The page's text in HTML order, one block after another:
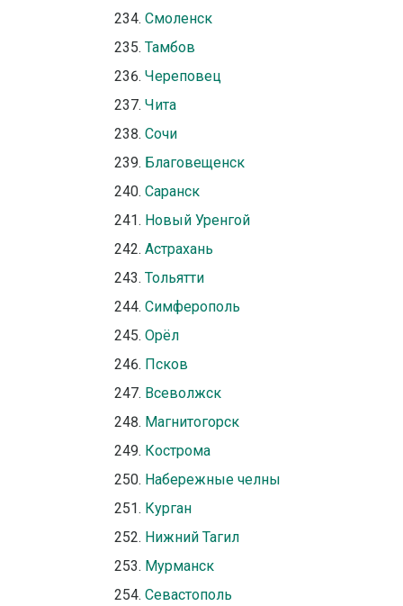
Смоленск
Тамбов
Череповец
Чита
Сочи
Благовещенск
Саранск
Новый Уренгой
Астрахань
Тольятти
Симферополь
Орёл
Псков
Всеволжск
Магнитогорск
Кострома
Набережные челны
Курган
Нижний Тагил
Мурманск
Севастополь